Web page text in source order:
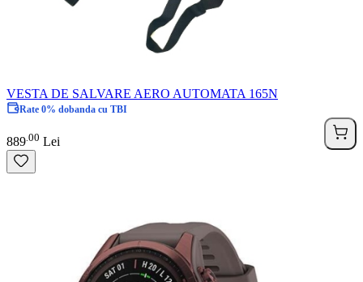
VESTA DE SALVARE AERO AUTOMATA 165N
Rate 0% dobanda cu TBI
889 00 Lei